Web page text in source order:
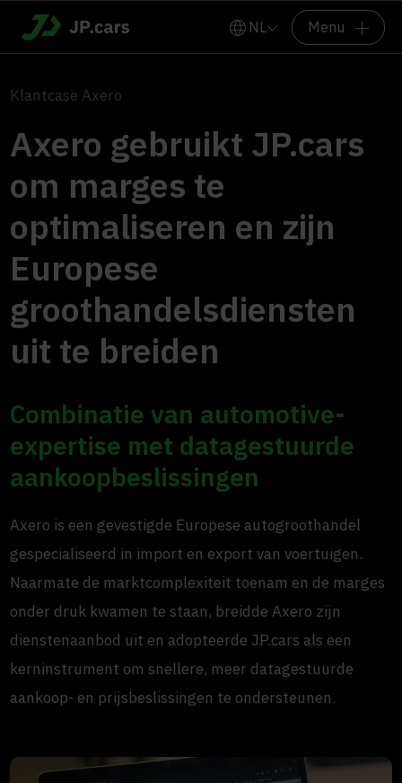
NL Menu
Klantcase Axero
Axero gebruikt JP.cars
om marges te
optimaliseren en zijn
Europese
groothandelsdiensten
uit te breiden
Combinatie van automotive-
expertise met datagestuurde
aankoopbeslissingen
Axero is een gevestigde Europese autogroothandel
gespecialiseerd in import en export van voertuigen.
Naarmate de marktcomplexiteit toenam en de marges
onder druk kwamen te staan, breidde Axero zijn
dienstenaanbod uit en adopteerde JP.cars als een
kerninstrument om snellere, meer datagestuurde
aankoop- en prijsbeslissingen te ondersteunen.